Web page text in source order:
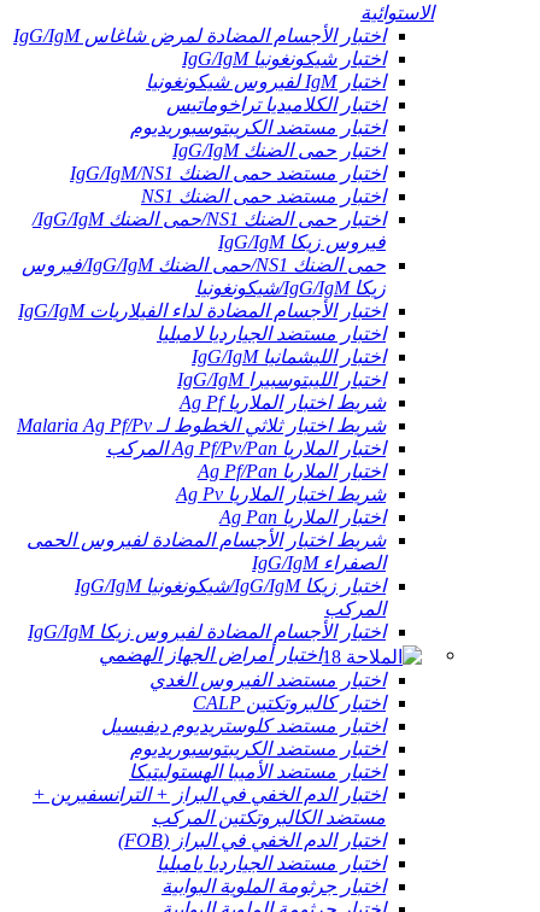
الاستوائية
اختبار الأجسام المضادة لمرض شاغاس IgG/IgM
اختبار شيكونغونيا IgG/IgM
اختبار IgM لفيروس شيكونغونيا
اختبار الكلاميديا ​​تراخوماتيس
اختبار مستضد الكريبتوسبوريديوم
اختبار حمى الضنك IgG/IgM
اختبار مستضد حمى الضنك IgG/IgM/NS1
اختبار مستضد حمى الضنك NS1
اختبار حمى الضنك NS1/حمى الضنك IgG/IgM/
فيروس زيكا IgG/IgM
حمى الضنك NS1/حمى الضنك IgG/IgM/فيروس
زيكا IgG/IgM/شيكونغونيا
اختبار الأجسام المضادة لداء الفيلاريات IgG/IgM
اختبار مستضد الجيارديا لامبليا
اختبار الليشمانيا IgG/IgM
اختبار الليبتوسبيرا IgG/IgM
شريط اختبار الملاريا Ag Pf
شريط اختبار ثلاثي الخطوط لـ Malaria Ag Pf/Pv
اختبار الملاريا Ag Pf/Pv/Pan المركب
اختبار الملاريا Ag Pf/Pan
شريط اختبار الملاريا Ag Pv
اختبار الملاريا Ag Pan
شريط اختبار الأجسام المضادة لفيروس الحمى
الصفراء IgG/IgM
اختبار زيكا IgG/IgM/شيكونغونيا IgG/IgM
المركب
اختبار الأجسام المضادة لفيروس زيكا IgG/IgM
اختبار أمراض الجهاز الهضمي
اختبار مستضد الفيروس الغدي
اختبار كالبروتكتين CALP
اختبار مستضد كلوستريديوم ديفيسيل
اختبار مستضد الكريبتوسبوريديوم
اختبار مستضد الأميبا الهستوليتيكا
اختبار الدم الخفي في البراز + الترانسفيرين +
مستضد الكالبروتكتين المركب
اختبار الدم الخفي في البراز (FOB)
اختبار مستضد الجيارديا يامبليا
اختبار جرثومة الملوية البوابية